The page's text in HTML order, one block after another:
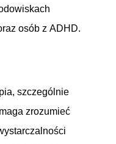
osób z ADHD.
szczególnie
zrozumieć